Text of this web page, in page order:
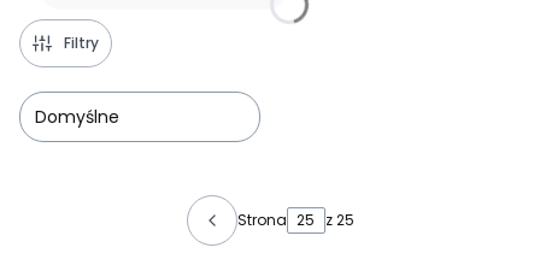
Filtry
Domyślne
Strona z 25